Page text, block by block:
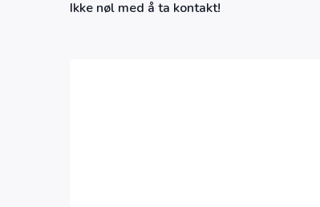
Ikke nøl med å ta kontakt!